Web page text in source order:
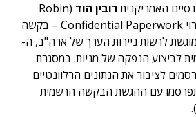
האמריקניתרובין הוד (Robin
Confidential Paperwork – בקשה
לרשות ניירות הערך של ארה"ב, ה-
לביצוע הנפקה של מניות. במסגרת
לציבור את הנתונים הרלוונטיים
עם ההגשת הבקשה הרשמית